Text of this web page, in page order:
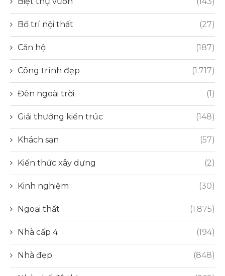
Bố trí nội thất (27)
Căn hộ (187)
Công trình đẹp (1.717)
Đèn ngoài trời (1)
Giải thưởng kiến trúc (148)
Khách sạn (57)
Kiến thức xây dựng (2)
Kinh nghiệm (30)
Ngoại thất (1.875)
Nhà cấp 4 (194)
Nhà đẹp (848)